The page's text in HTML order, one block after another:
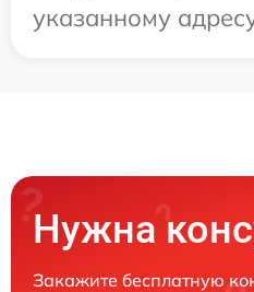
указанному
Нужна
Закажите бесплатную